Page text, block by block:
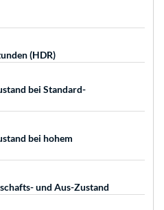
(HDR)
bei Standard-
bei hohem
und Aus-Zustand